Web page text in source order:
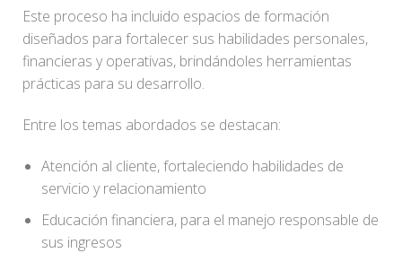
Este proceso ha incluido espacios de formación
diseñados para fortalecer sus habilidades personales,
financieras y operativas, brindándoles herramientas
prácticas para su desarrollo.
Entre los temas abordados se destacan:
Atención al cliente, fortaleciendo habilidades de
servicio y relacionamiento
Educación financiera, para el manejo responsable de
sus ingresos